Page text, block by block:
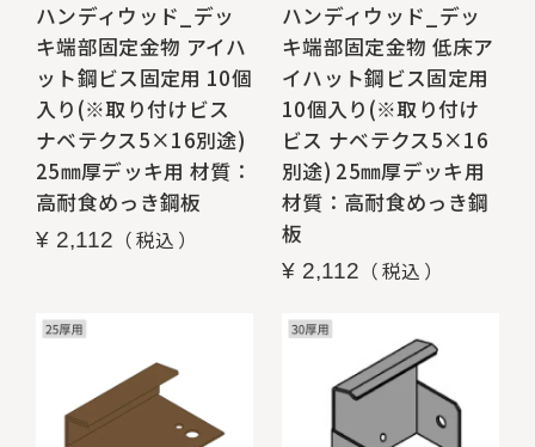
ハンディウッド_デッ
キ端部固定金物 アイハ
ット鋼ビス固定用 10個
入り(※取り付けビス
ナベテクス5×16別途)
25㎜厚デッキ用 材質：
高耐食めっき鋼板
¥ 2,112 税込
ハンディウッド_デッ
キ端部固定金物 低床ア
イハット鋼ビス固定用
10個入り(※取り付け
ビス ナベテクス5×16
別途) 25㎜厚デッキ用
材質：高耐食めっき鋼
板
¥ 2,112 税込